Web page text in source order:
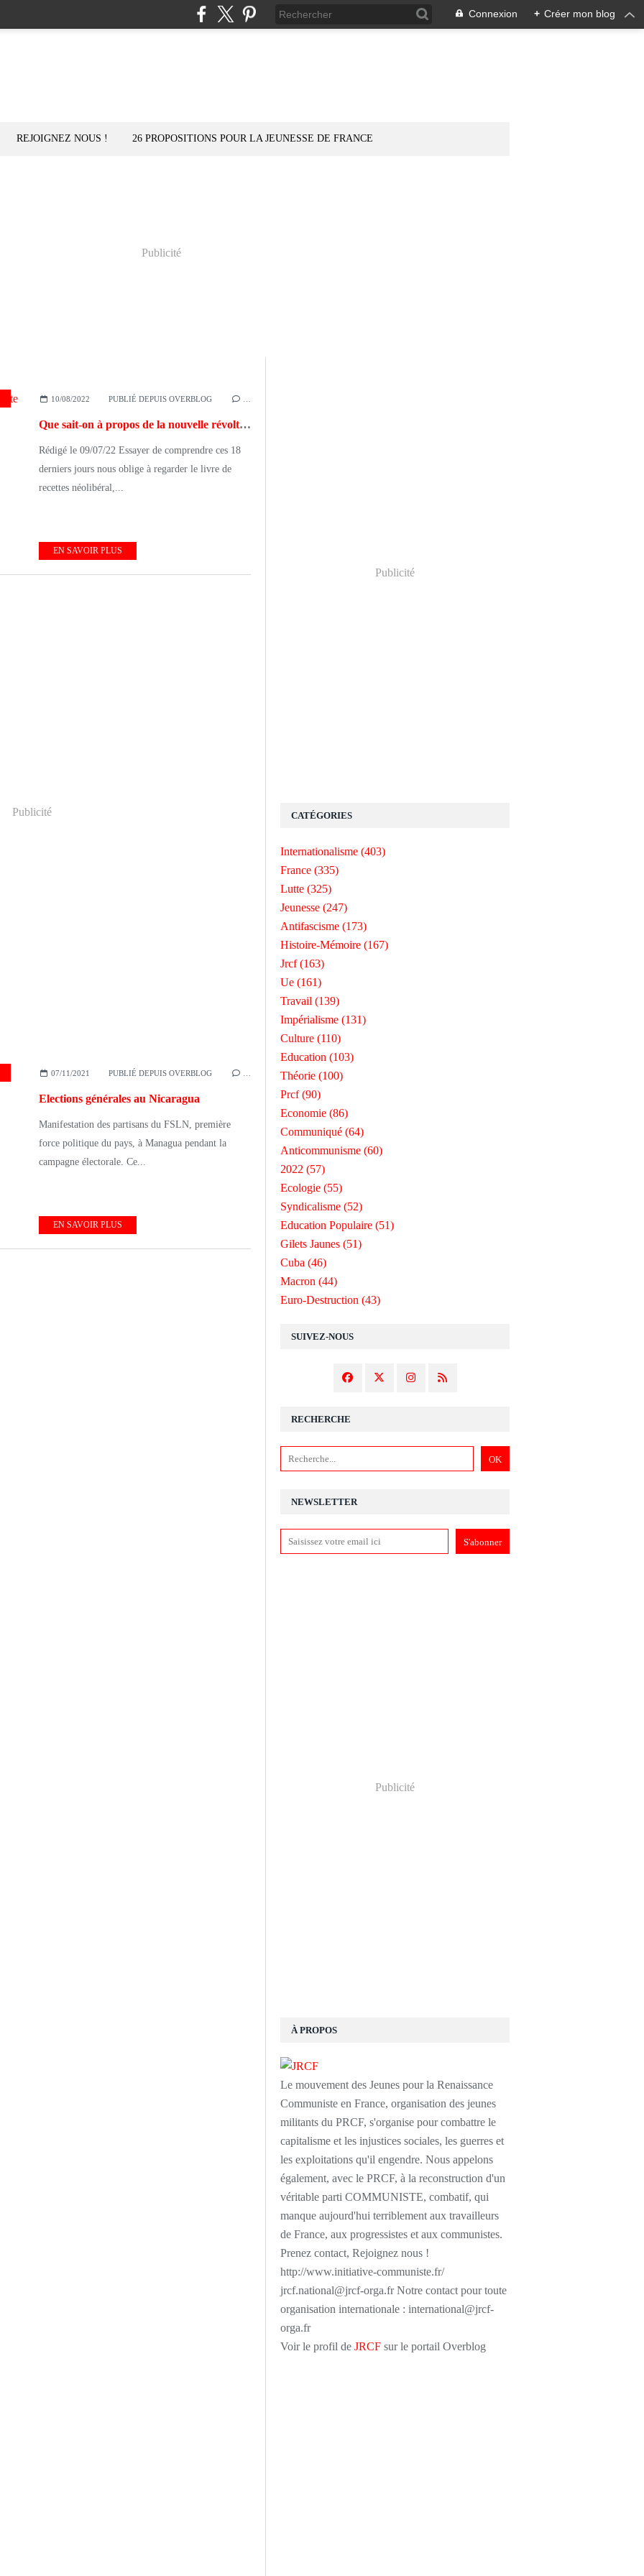
Connexion + Créer mon blog
REJOIGNEZ NOUS ! 26 PROPOSITIONS POUR LA JEUNESSE DE FRANCE
Publicité
LATINE10/08/2022 PUBLIÉ DEPUIS OVERBLOG
Que sait-on à propos de la nouvelle révolte en Equateur ?
Rédigé le 09/07/22 Essayer de comprendre ces 18
derniers jours nous oblige à regarder le livre de
recettes néolibéral,...
EN SAVOIR PLUS
Publicité
,2021,ÉLECTIONS
07/11/2021 PUBLIÉ DEPUIS OVERBLOG
Elections générales au Nicaragua
Manifestation des partisans du FSLN, première
force politique du pays, à Managua pendant la
campagne électorale. Ce...
EN SAVOIR PLUS
Publicité
NEWSLETTER
SUIVEZ-NOUS
RECHERCHE
À PROPOS
Le mouvement des Jeunes pour la Renaissance
Communiste en France, organisation des jeunes
militants du PRCF, s'organise pour combattre le
capitalisme et les injustices sociales, les guerres et
les exploitations qu'il engendre. Nous appelons
également, avec le PRCF, à la reconstruction d'un
véritable parti COMMUNISTE, combatif, qui
manque aujourd'hui terriblement aux travailleurs
de France, aux progressistes et aux communistes.
Prenez contact, Rejoignez nous !
http://www.initiative-communiste.fr/
jrcf.national@jrcf-orga.fr Notre contact pour toute
organisation internationale : international@jrcf-
orga.fr
Voir le profil de JRCF sur le portail Overblog
Publicité
CATÉGORIES
Internationalisme (403)
France (335)
Lutte (325)
Jeunesse (247)
Antifascisme (173)
Histoire-Mémoire (167)
Jrcf(163)
Ue (161)
Travail (139)
Impérialisme (131)
Culture (110)
Education (103)
Théorie (100)
Prcf(90)
Economie (86)
Communiqué (64)
Anticommunisme (60)
2022 (57)
Ecologie (55)
Syndicalisme (52)
Education Populaire (51)
Gilets Jaunes (51)
Cuba (46)
Macron (44)
Euro-Destruction (43)